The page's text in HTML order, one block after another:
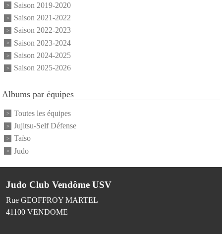
Saison 2019-2020
Saison 2021-2022
Saison 2022-2023
Saison 2023-2024
Saison 2024-2025
Saison 2025-2026
Albums par équipes
Toutes les équipes
Jujitsu-Self Défense
Taïso
Judo
Judo Club Vendôme USV
Rue GEOFFROY MARTEL
41100 VENDOME